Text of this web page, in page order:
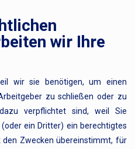
wir Ihre
wir sie benötigen, um einen
zu schließen oder zu
verpflichtet sind, weil Sie
ein Dritter) ein berechtigtes
den Zwecken übereinstimmt, für